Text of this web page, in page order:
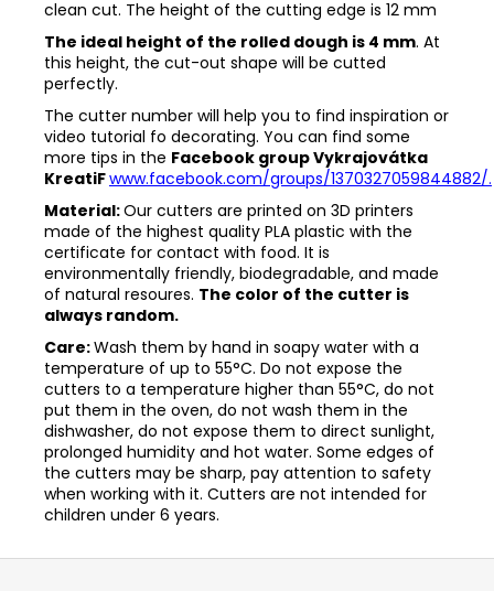
clean cut. The height of the cutting edge is 12 mm
The ideal height of the rolled dough is 4 mm. At
this height, the cut-out shape will be cutted
perfectly.
The cutter number will help you to find inspiration or
video tutorial fo decorating. You can find some
more tips in the Facebook group Vykrajovátka
KreatiFwww.facebook.com/groups/1370327059844882/.
Material:Our cutters are printed on 3D printers
made of the highest quality PLA plastic with the
certificate for contact with food. It is
environmentally friendly, biodegradable, and made
of natural resoures. The color of the cutter is
always random.
Care:Wash them by hand in soapy water with a
temperature of up to 55°C. Do not expose the
cutters to a temperature higher than 55°C, do not
put them in the oven, do not wash them in the
dishwasher, do not expose them to direct sunlight,
prolonged humidity and hot water. Some edges of
the cutters may be sharp, pay attention to safety
when working with it. Cutters are not intended for
children under 6 years.
Z